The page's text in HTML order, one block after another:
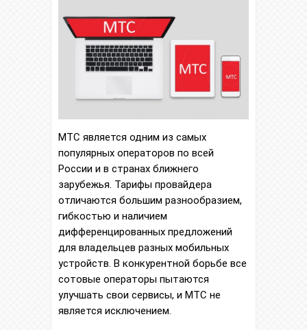
МТС является одним из самых
популярных операторов по всей
России и в странах ближнего
зарубежья. Тарифы провайдера
отличаются большим разнообразием,
гибкостью и наличием
дифференцированных предложений
для владельцев разных мобильных
устройств. В конкурентной борьбе все
сотовые операторы пытаются
улучшать свои сервисы, и МТС не
является исключением.